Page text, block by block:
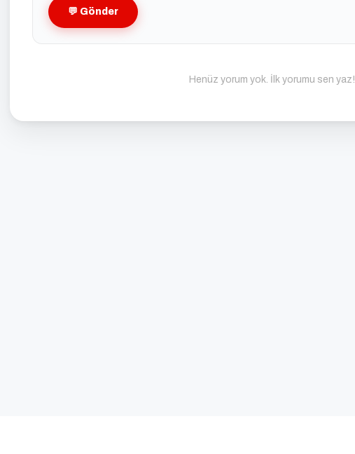
💬 Gönder
Henüz yorum yok. İlk yorumu sen yaz!